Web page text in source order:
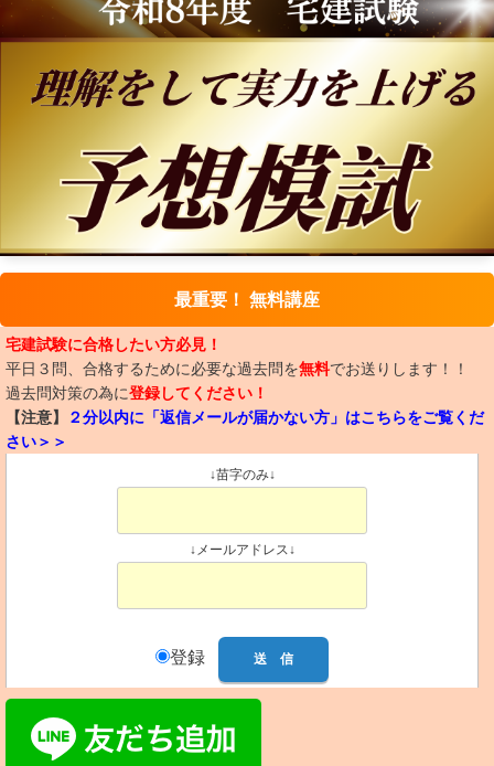
最重要！ 無料講座
宅建試験に合格したい方必見！
平日３問、合格するために必要な過去問を無料でお送りします！！
過去問対策の為に登録してください！
【注意】
２分以内に「返信メールが届かない方」はこちらをご覧くだ
さい＞＞
↓苗字のみ↓
↓メールアドレス↓
登録